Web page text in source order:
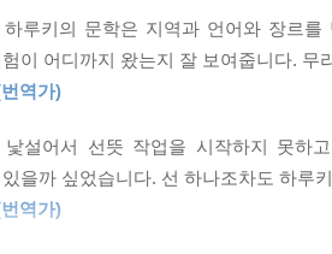
어났을 때 그는 침대에 누운 채
자로 변신했다는 것을 알았다.”
프카의 『변신』에서는 그레고르 잠
그레고르 잠자는 왜인지 텅 빈 집에서
작한다.
하루키의 문학은 지역과 언어와 장르
이 어디까지 왔는지 잘 보여줍니다.
역가)
낯설어서 선뜻 작업을 시작하지 못하
을까 싶었습니다. 선 하나조차도 하루
역가)